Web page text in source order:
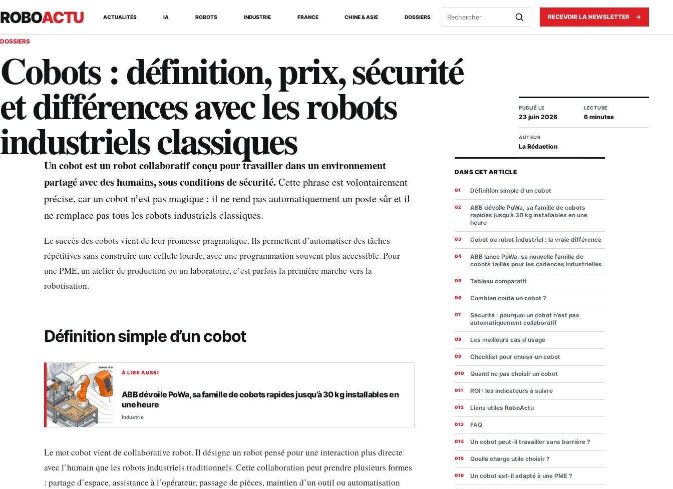
ROBOACTU ACTUALITÉS IA ROBOTS INDUSTRIE FRANCE CHINE & ASIE DOSSIERS Rechercher RECEVOIR LA NEWSLETTER →
DOSSIERS
Cobots : définition, prix, sécurité
et différences avec les robots
industriels classiques
PUBLIÉ LE
23 juin 2026
LECTURE
6 minutes
AUTEUR
La Rédaction
Un cobot est un robot collaboratif conçu pour travailler dans un environnement
partagé avec des humains, sous conditions de sécurité.Cette phrase est volontairement
précise, car un cobot n’est pas magique : il ne rend pas automatiquement un poste sûr et il
ne remplace pas tous les robots industriels classiques.
Le succès des cobots vient de leur promesse pragmatique. Ils permettent d’automatiser des tâches
répétitives sans construire une cellule lourde, avec une programmation souvent plus accessible. Pour
une PME, un atelier de production ou un laboratoire, c’est parfois la première marche vers la
robotisation.
Définition simple d’un cobot
À LIRE AUSSI
ABB dévoile PoWa, sa famille de cobots rapides jusqu’à 30 kg installables en
une heure
Industrie
Le mot cobot vient de collaborative robot. Il désigne un robot pensé pour une interaction plus directe
avec l’humain que les robots industriels traditionnels. Cette collaboration peut prendre plusieurs formes
: partage d’espace, assistance à l’opérateur, passage de pièces, maintien d’un outil ou automatisation
DANS CET ARTICLE
Définition simple d’un cobot
ABB dévoile PoWa, sa famille de cobots
rapides jusqu’à 30 kg installables en une
heure
Cobot ou robot industriel : la vraie différence
ABB lance PoWa, sa nouvelle famille de
cobots taillés pour les cadences industrielles
Tableau comparatif
Combien coûte un cobot ?
Sécurité : pourquoi un cobot n’est pas
automatiquement collaboratif
Les meilleurs cas d’usage
Checklist pour choisir un cobot
Quand ne pas choisir un cobot
ROI : les indicateurs à suivre
Liens utiles RoboActu
FAQ
Un cobot peut-il travailler sans barrière ?
Quelle charge utile choisir ?
Un cobot est-il adapté à une PME ?